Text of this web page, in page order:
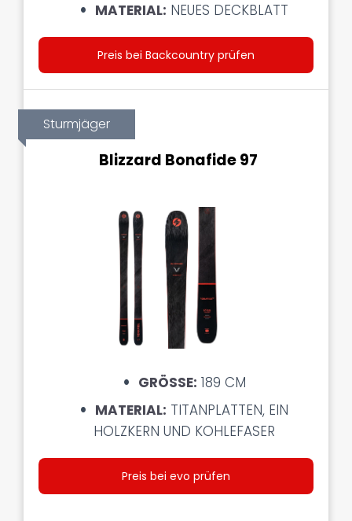
MATERIAL: NEUES DECKBLATT
Preis bei Backcountry prüfen
Sturmjäger
Blizzard Bonafide 97
GRÖSSE: 189 CM
MATERIAL: TITANPLATTEN, EIN
HOLZKERN UND KOHLEFASER
Preis bei evo prüfen